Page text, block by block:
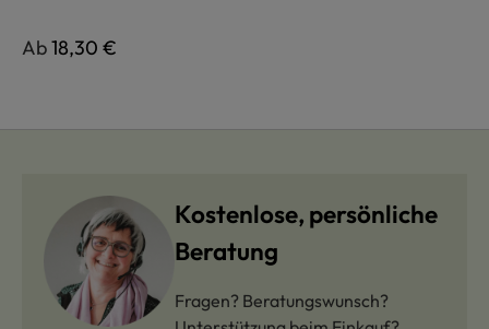
Regulärer Preis:
Ab18,30 €
Kostenlose, persönliche
Beratung
Fragen? Beratungswunsch?